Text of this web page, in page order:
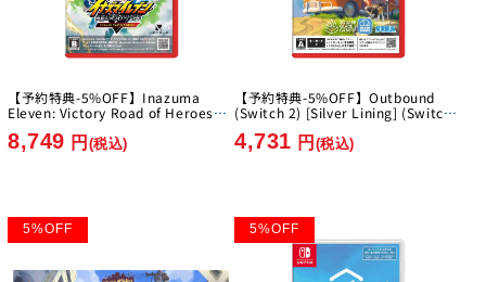
【予約特典-5%OFF】Inazuma
Eleven: Victory Road of Heroes
Nintendo Switch 2 Edition [Level-
5][Switch2]
8,749 円 (税込)
【予約特典-5%OFF】Outbound
(Switch 2) [Silver Lining] (Switch
2)
4,731 円 (税込)
5%OFF 5%OFF